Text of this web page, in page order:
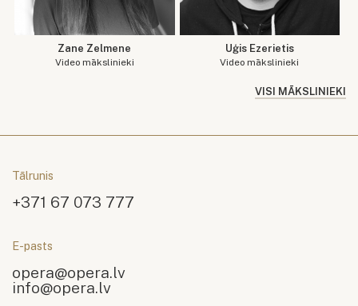
Zane Zelmene
Video mākslinieki
Uģis Ezerietis
Video mākslinieki
VISI MĀKSLINIEKI
Tālrunis
+371 67 073 777
E-pasts
opera@opera.lv
info@opera.lv